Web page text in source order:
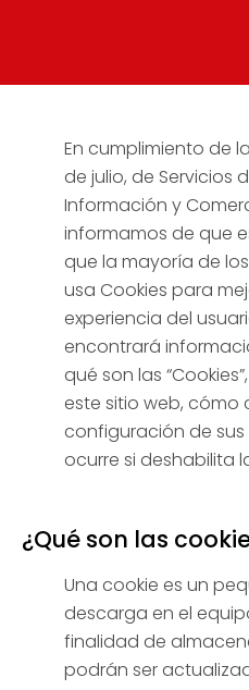
En cumplimiento de la
de julio, de Servicios
Información y
informamos de que
que la mayoría de
usa Cookies para
experiencia del
encontrará
qué son las
este sitio web, cómo
configuración de sus
ocurre si deshabilita
¿Qué son las
Una cookie es un
descarga en el
finalidad de
podrán ser